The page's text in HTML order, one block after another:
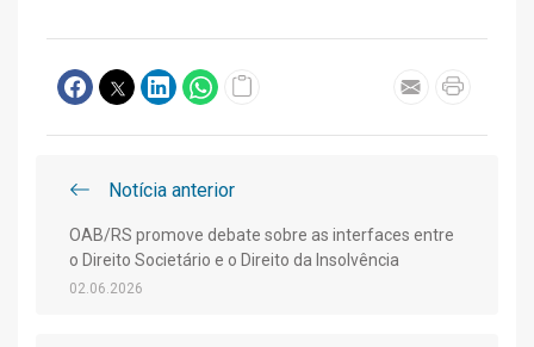
Notícia anterior
OAB/RS promove debate sobre as interfaces entre
o Direito Societário e o Direito da Insolvência
02.06.2026